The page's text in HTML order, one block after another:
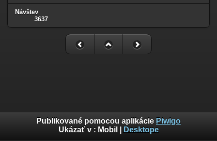
Návštev
3637
Publikované pomocou aplikácie Piwigo
Ukázať v : Mobil Desktope